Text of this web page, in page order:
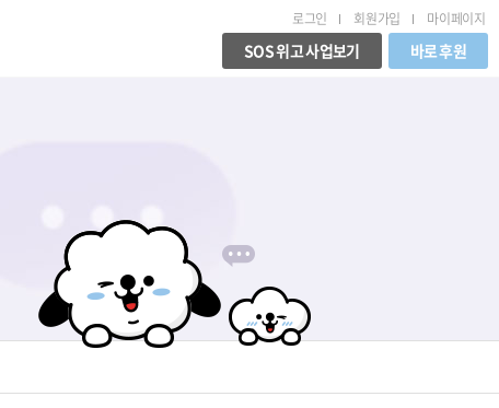
로그인 회원가입 마이페이지
SOS 위고 사업보기 바로 후원